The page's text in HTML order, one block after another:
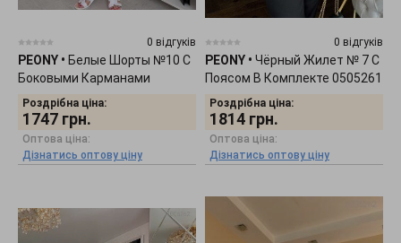
0 відгуків
PEONY • Белые Шорты №10 С
Боковыми Карманами
0903264
Роздрібна ціна:
1747 грн.
Оптова ціна:
Дізнатись оптову ціну
0 відгуків
PEONY • Чёрный Жилет № 7 С
Поясом В Комплекте 0505261
Роздрібна ціна:
1814 грн.
Оптова ціна:
Дізнатись оптову ціну